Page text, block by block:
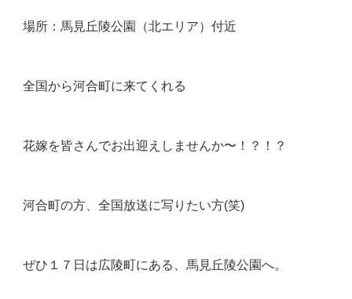
場所：馬見丘陵公園（北エリア）付近
全国から河合町に来てくれる
花嫁を皆さんでお出迎えしませんか〜！？！？
河合町の方、全国放送に写りたい方(笑)
ぜひ１７日は広陵町にある、馬見丘陵公園へ。